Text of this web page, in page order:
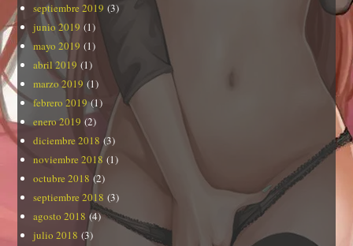
septiembre 2019 (3)
junio 2019 (1)
mayo 2019 (1)
abril 2019 (1)
marzo 2019 (1)
febrero 2019(1)
enero 2019 (2)
diciembre 2018 (3)
noviembre 2018 (1)
octubre 2018 (2)
septiembre 2018 (3)
agosto 2018 (4)
julio 2018 (3)